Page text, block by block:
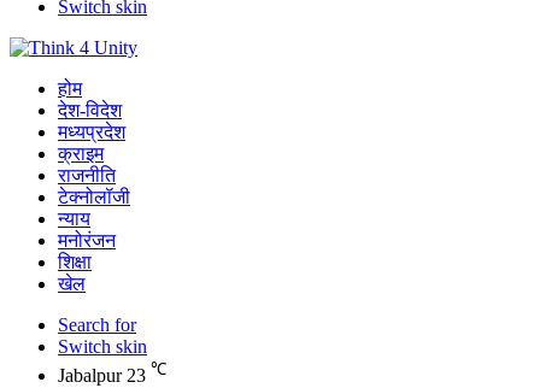
Switch skin
होम
देश-विदेश
मध्यप्रदेश
क्राइम
राजनीति
टेक्नोलॉजी
न्याय
मनोरंजन
शिक्षा
खेल
Search for
Switch skin
Jabalpur 23 ℃